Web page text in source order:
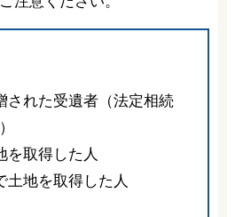
された受遺者（法定相続
を取得した人
土地を取得した人